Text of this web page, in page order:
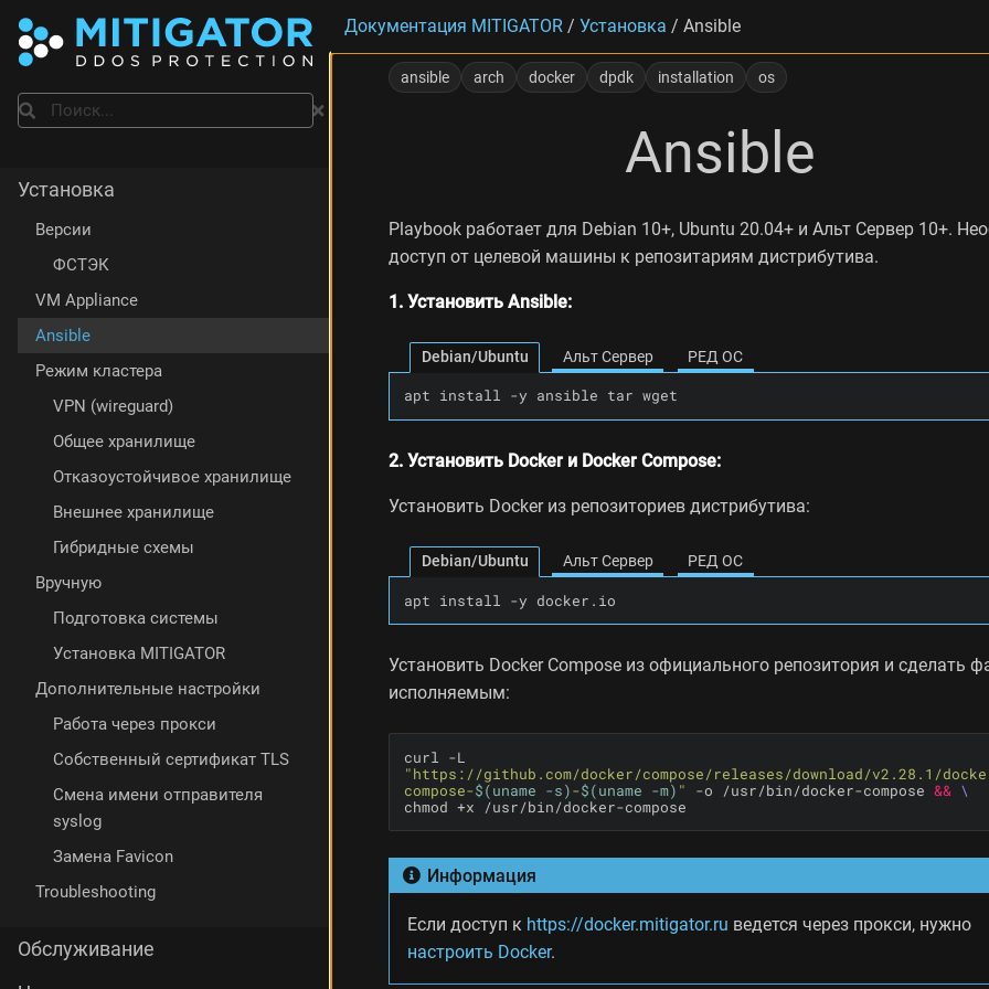
Документация MITIGATOR / Установка / Ansible
ansible arch docker dpdk installation os
Ansible
Playbook работает для Debian 10+, Ubuntu 20.04+ и Альт Сервер 10+.
доступ от целевой машины к репозитариям дистрибутива.
1. Установить Ansible:
Debian/Ubuntu Альт Сервер РЕД ОС
apt install -y ansible tar wget
2. Установить Docker и Docker Compose:
Установить Docker из репозиториев дистрибутива:
Debian/Ubuntu Альт Сервер РЕД ОС
apt install -y docker.io
Установить Docker Compose из официального репозитория и сделать
исполняемым:
"https://github.com/docker/compose/releases/download/v2.28.1/
compose-$(uname -s)-$(uname -m) " -o /usr/bin/docker-compose &&
chmod +x /usr/bin/docker-compose
Информация
Если доступ к https://docker.mitigator.ru ведется через прокси, нужно
настроить Docker.
Поиск
Установка
Версии
ФСТЭК
VM Appliance
Ansible
Режим кластера
VPN (wireguard)
Общее хранилище
Отказоустойчивое хранилище
Внешнее хранилище
Гибридные схемы
Вручную
Подготовка системы
Установка MITIGATOR
Дополнительные настройки
Работа через прокси
Собственный сертификат TLS
Смена имени отправителя
syslog
Замена Favicon
Troubleshooting
Обслуживание